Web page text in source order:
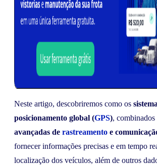
Neste artigo, descobriremos como os
posicionamento global (GPS), combinados
avançadas de rastreamento e
fornecer informações precisas e em tempo
localização dos veículos, além de outros